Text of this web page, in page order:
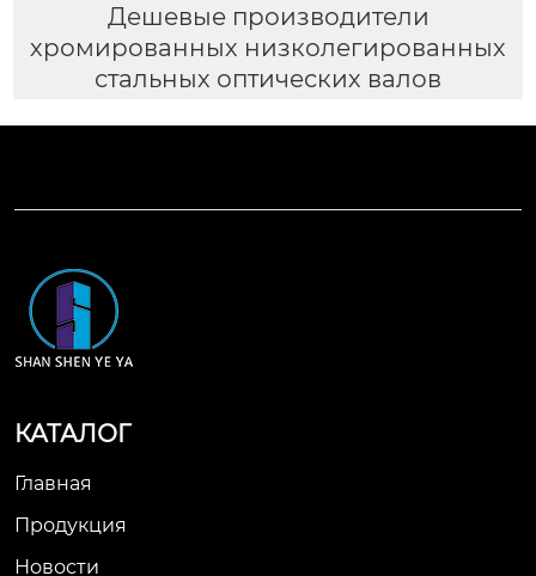
Дешевые производители
хромированных низколегированных
стальных оптических валов
КАТАЛОГ
Главная
Продукция
Новости